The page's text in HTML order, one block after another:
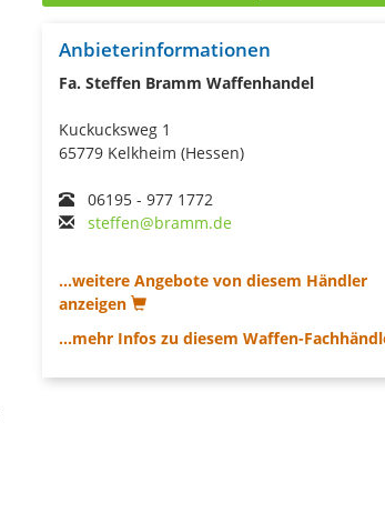
Anbieterinformationen
Fa. Steffen Bramm Waffenhandel
Kuckucksweg 1
65779 Kelkheim (Hessen)
06195 - 977 1772
steffen@bramm.de
...weitere Angebote von diesem Händler
anzeigen
...mehr Infos zu diesem Waffen-